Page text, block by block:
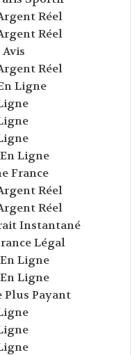
Réel
Réel
Réel
Ligne
Ligne
France
Réel
Réel
Instantané
Légal
Ligne
Ligne
Plus Payant